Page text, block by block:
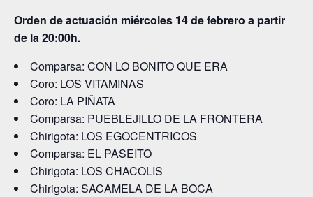
Orden de actuación miércoles 14 de febrero a partir
de la 20:00h.
Comparsa: CON LO BONITO QUE ERA
Coro: LOS VITAMINAS
Coro: LA PIÑATA
Comparsa: PUEBLEJILLO DE LA FRONTERA
Chirigota: LOS EGOCENTRICOS
Comparsa: EL PASEITO
Chirigota: LOS CHACOLIS
Chirigota: SACAMELA DE LA BOCA